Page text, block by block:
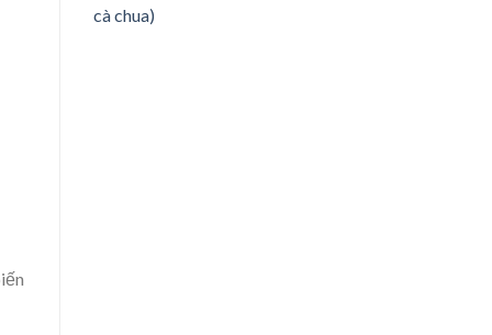
cà chua)